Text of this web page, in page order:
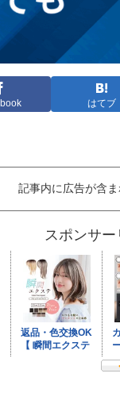
はてブ
記事内に広告が含ま
スポンサー